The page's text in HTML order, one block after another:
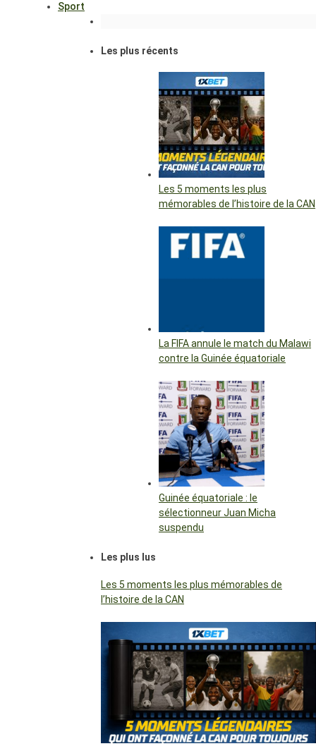
Sport
Les plus récents
Les 5 moments les plus
mémorables de l’histoire de la CAN
La FIFA annule le match du Malawi
contre la Guinée équatoriale
Guinée équatoriale : le
sélectionneur Juan Micha
suspendu
Les plus lus
Les 5 moments les plus mémorables de
l’histoire de la CAN